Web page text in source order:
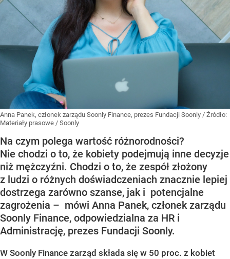
Anna Panek, członek zarządu Soonly Finance, prezes Fundacji Soonly / Źródło:
Materiały prasowe / Soonly
Na czym polega wartość różnorodności?
Nie chodzi o to, że kobiety podejmują inne decyzje
niż mężczyźni. Chodzi o to, że zespół złożony
z ludzi o różnych doświadczeniach znacznie lepiej
dostrzega zarówno szanse, jak i potencjalne
zagrożenia – mówi Anna Panek, członek zarządu
Soonly Finance, odpowiedzialna za HR i
Administrację, prezes Fundacji Soonly.
W Soonly Finance zarząd składa się w 50 proc. z kobiet